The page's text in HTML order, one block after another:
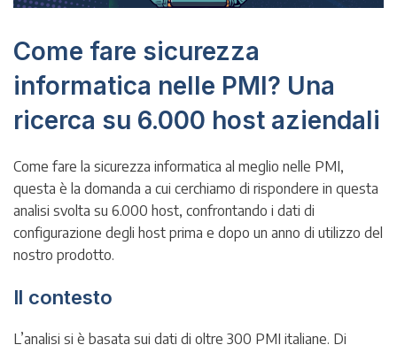
Come fare sicurezza
informatica nelle PMI? Una
ricerca su 6.000 host aziendali
Come fare la sicurezza informatica al meglio nelle PMI,
questa è la domanda a cui cerchiamo di rispondere in questa
analisi svolta su 6.000 host, confrontando i dati di
configurazione degli host prima e dopo un anno di utilizzo del
nostro prodotto.
Il contesto
L’analisi si è basata sui dati di oltre 300 PMI italiane. Di